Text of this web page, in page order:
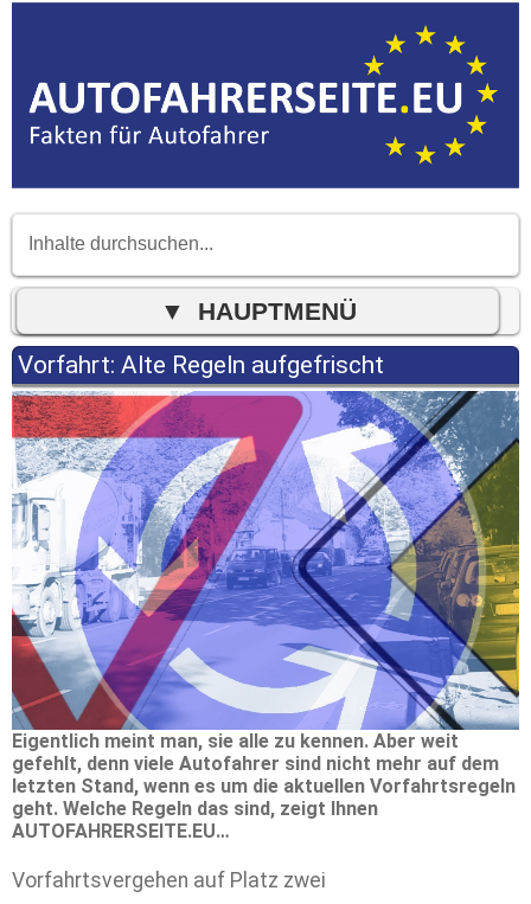
Vorfahrt: Alte Regeln aufgefrischt
Eigentlich meint man, sie alle zu kennen. Aber weit
gefehlt, denn viele Autofahrer sind nicht mehr auf dem
letzten Stand, wenn es um die aktuellen Vorfahrtsregeln
geht. Welche Regeln das sind, zeigt Ihnen
AUTOFAHRERSEITE.EU…
Vorfahrtsvergehen auf Platz zwei